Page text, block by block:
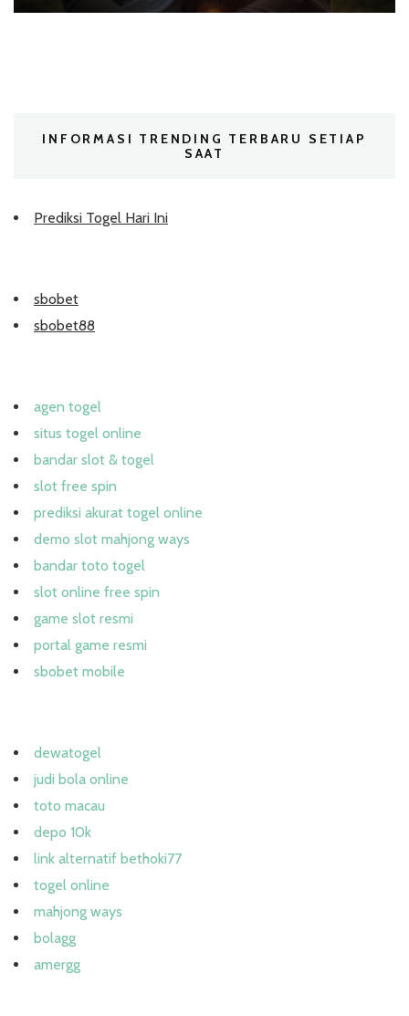
INFORMASI TRENDING TERBARU SETIAP
SAAT
Prediksi Togel Hari Ini
sbobet
sbobet88
agen togel
situs togel online
bandar slot & togel
slot free spin
prediksi akurat togel online
demo slot mahjong ways
bandar toto togel
slot online free spin
game slot resmi
portal game resmi
sbobet mobile
dewatogel
judi bola online
toto macau
depo 10k
link alternatif bethoki77
togel online
mahjong ways
bolagg
amergg